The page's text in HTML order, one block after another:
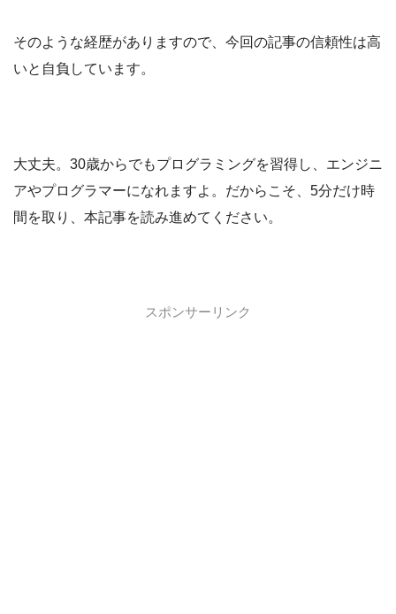
そのような経歴がありますので、今回の記事の信頼性は高
いと自負しています。
大丈夫。30歳からでもプログラミングを習得し、エンジニ
アやプログラマーになれますよ。だからこそ、5分だけ時
間を取り、本記事を読み進めてください。
スポンサーリンク